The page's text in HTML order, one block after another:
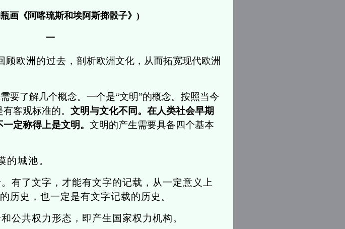
画《阿喀琉斯和埃阿斯掷骰子》)
一
顾欧洲的过去，剖 析欧洲文化，从而拓宽现代欧洲
要了解几个概念。一个是“文明”的概念。按照当今
客观标准的。 文明与文化不同。在人类社会早期
定称得上是文明。 文明的产生需要具备四个基本
的城池。
有了文字，才能有文字的记载，从一定意义上
历史，也一定是有文字记载的历史。
公共权力形态，即产生国家权力机构。